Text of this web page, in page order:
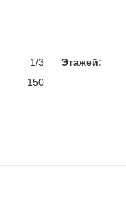
1/3 Этажей:
150